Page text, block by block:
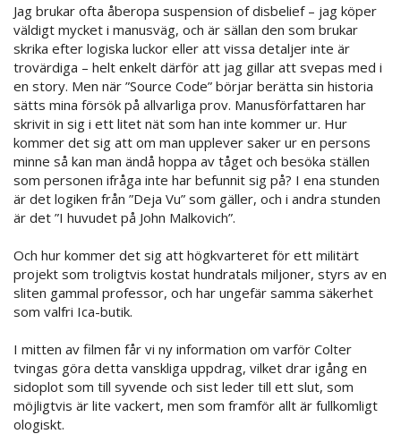
Jag brukar ofta åberopa suspension of disbelief – jag köper
väldigt mycket i manusväg, och är sällan den som brukar
skrika efter logiska luckor eller att vissa detaljer inte är
trovärdiga – helt enkelt därför att jag gillar att svepas med i
en story. Men när ”Source Code” börjar berätta sin historia
sätts mina försök på allvarliga prov. Manusförfattaren har
skrivit in sig i ett litet nät som han inte kommer ur. Hur
kommer det sig att om man upplever saker ur en persons
minne så kan man ändå hoppa av tåget och besöka ställen
som personen ifråga inte har befunnit sig på? I ena stunden
är det logiken från ”Deja Vu” som gäller, och i andra stunden
är det ”I huvudet på John Malkovich”.
Och hur kommer det sig att högkvarteret för ett militärt
projekt som troligtvis kostat hundratals miljoner, styrs av en
sliten gammal professor, och har ungefär samma säkerhet
som valfri Ica-butik.
I mitten av filmen får vi ny information om varför Colter
tvingas göra detta vanskliga uppdrag, vilket drar igång en
sidoplot som till syvende och sist leder till ett slut, som
möjligtvis är lite vackert, men som framför allt är fullkomligt
ologiskt.